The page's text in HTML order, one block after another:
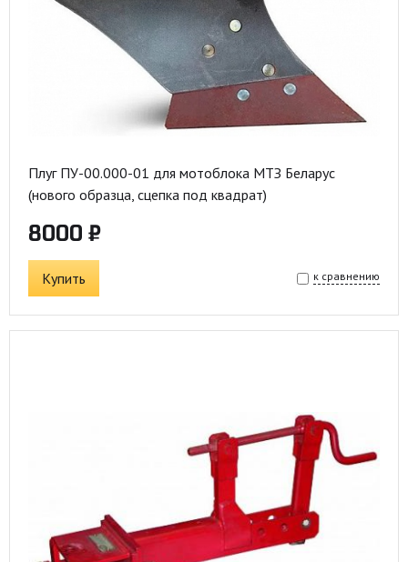
Плуг ПУ-00.000-01 для мотоблока МТЗ Беларус
(нового образца, сцепка под квадрат)
8000 ₽
Купить к сравнению